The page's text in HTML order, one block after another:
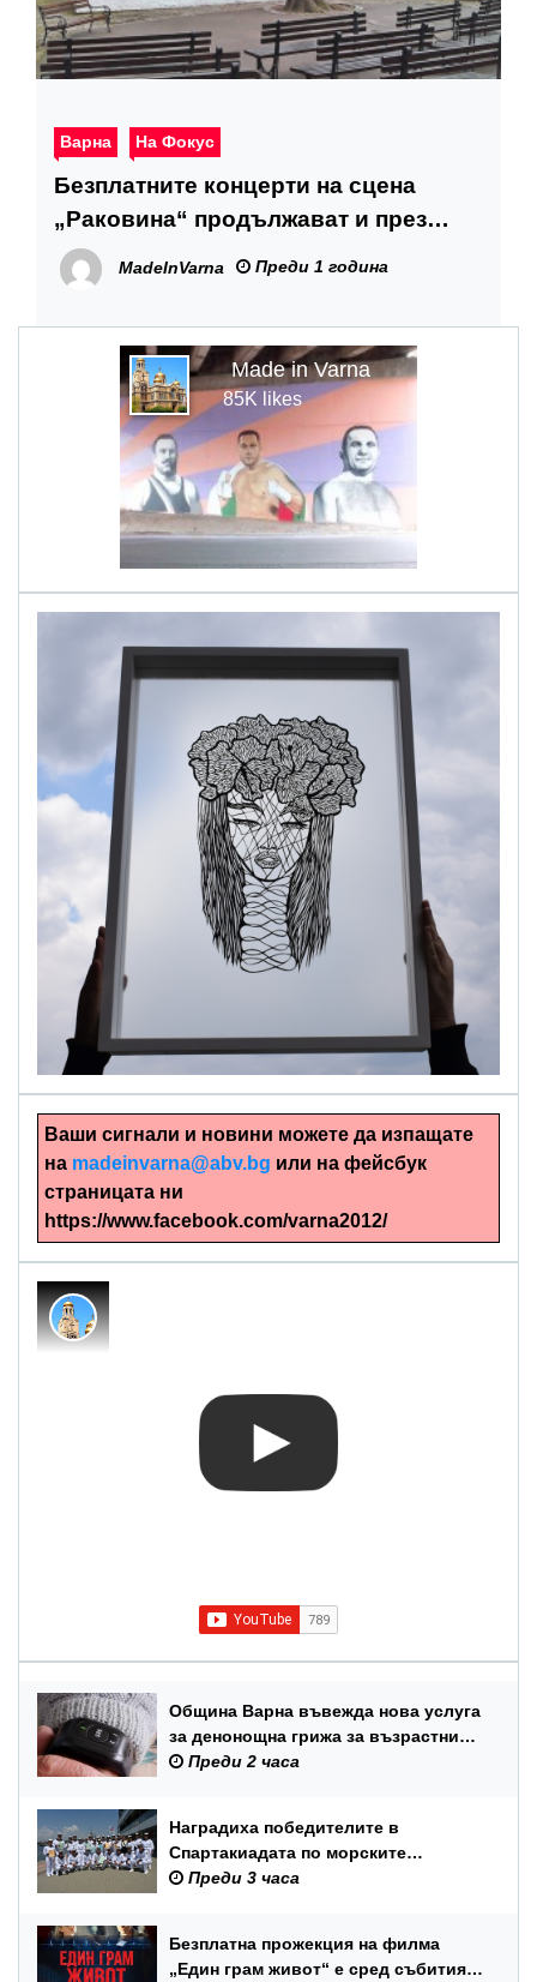
Варна На Фокус
Безплатните концерти на сцена
„Раковина“ продължават и през
август
MadeInVarna Преди 1 година
Made in Varna
85K likes
Ръчно изрязани картини
Ваши сигнали и новини можете да изпащате
на madeinvarna@abv.bg или на фейсбук
страницата ни
https://www.facebook.com/varna2012/
Община Варна въвежда нова услуга
за денонощна грижа за възрастни
хора и лица с трайни увреждания
Преди 2 часа
Наградиха победителите в
Спартакиадата по морските
спортове на Военноморските сили
Преди 3 часа
Безплатна прожекция на филма
„Един грам живот“ е сред събитията